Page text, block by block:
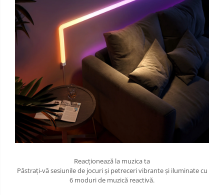
Reacționează la muzica ta
Păstrați-vă sesiunile de jocuri și petreceri vibrante și iluminate cu
6 moduri de muzică reactivă.